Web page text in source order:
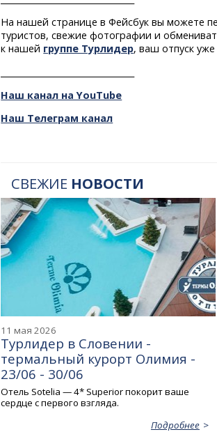
На нашей странице в Фейсбук вы можете
туристов, свежие фотографии и
к нашей группе Турлидер, ваш отпуск уже
Наш канал на YouTube
Наш Телеграм канал
СВЕЖИЕ НОВОСТИ
11 мая 2026
Турлидер в Словении -
термальный курорт Олимия -
23/06 - 30/06
Отель Sotelia — 4* Superior покорит ваше
сердце с первого взгляда.
Подробнее